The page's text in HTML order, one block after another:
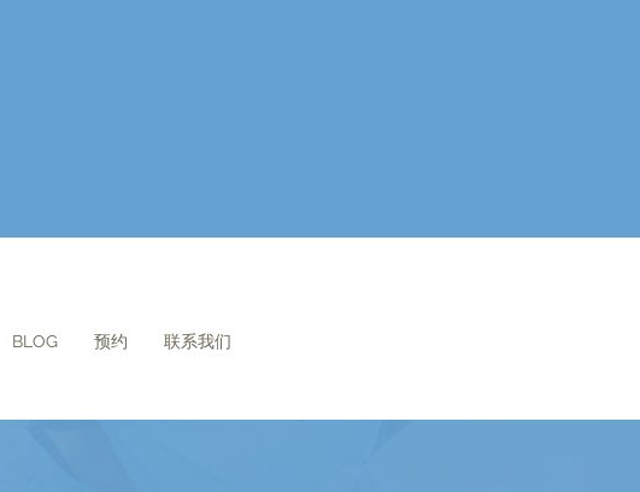
BLOG 预约 联系我们